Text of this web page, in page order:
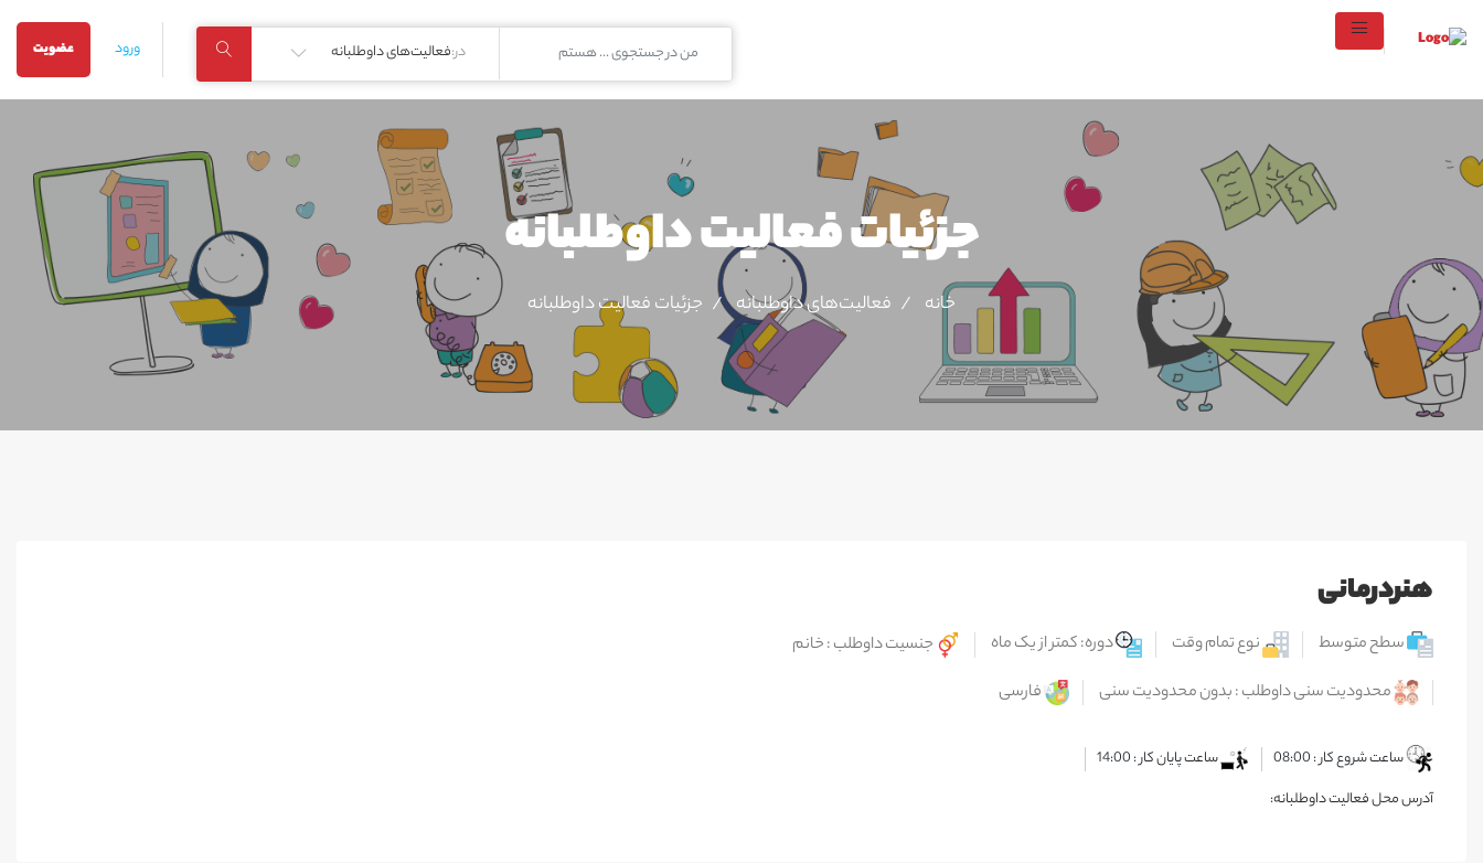
ورود عضویت در:فعالیت‌های داوطلبانه
جزئیات فعالیت‌ داوطلبانه
خانه فعالیت‌های داوطلبانه جزئیات فعالیت‌ داوطلبانه
هنردرمانی
سطح متوسط نوع تمام وقت دوره: کمتر از یک ماه
جنسیت داوطلب : خانم
محدودیت سنی داوطلب : بدون محدودیت سنی
فارسی
ساعت شروع کار : 08:00
ساعت پایان کار : 14:00
آدرس محل فعالیت داوطلبانه: